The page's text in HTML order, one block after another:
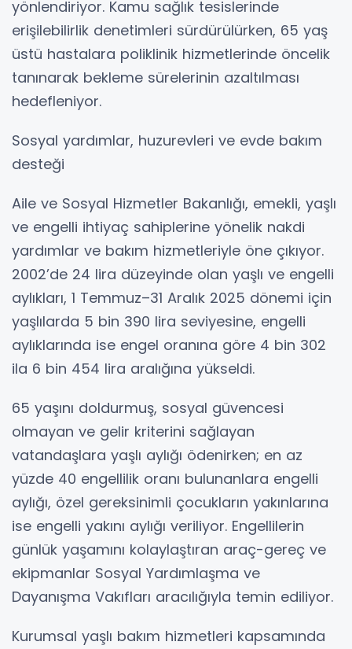
yönlendiriyor. Kamu sağlık tesislerinde
erişilebilirlik denetimleri sürdürülürken, 65 yaş
üstü hastalara poliklinik hizmetlerinde öncelik
tanınarak bekleme sürelerinin azaltılması
hedefleniyor.
Sosyal yardımlar, huzurevleri ve evde bakım
desteği
Aile ve Sosyal Hizmetler Bakanlığı, emekli, yaşlı
ve engelli ihtiyaç sahiplerine yönelik nakdi
yardımlar ve bakım hizmetleriyle öne çıkıyor.
2002’de 24 lira düzeyinde olan yaşlı ve engelli
aylıkları, 1 Temmuz–31 Aralık 2025 dönemi için
yaşlılarda 5 bin 390 lira seviyesine, engelli
aylıklarında ise engel oranına göre 4 bin 302
ila 6 bin 454 lira aralığına yükseldi.
65 yaşını doldurmuş, sosyal güvencesi
olmayan ve gelir kriterini sağlayan
vatandaşlara yaşlı aylığı ödenirken; en az
yüzde 40 engellilik oranı bulunanlara engelli
aylığı, özel gereksinimli çocukların yakınlarına
ise engelli yakını aylığı veriliyor. Engellilerin
günlük yaşamını kolaylaştıran araç-gereç ve
ekipmanlar Sosyal Yardımlaşma ve
Dayanışma Vakıfları aracılığıyla temin ediliyor.
Kurumsal yaşlı bakım hizmetleri kapsamında